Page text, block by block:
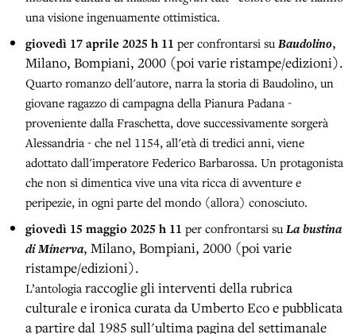
una visione ingenuamente ottimistica.
giovedì 17 aprile 2025 h 11 per confrontarsi su Baudolino,
Milano, Bompiani, 2000 (poi varie ristampe/edizioni).
Quarto romanzo dell'autore, narra la storia di Baudolino, un
giovane ragazzo di campagna della Pianura Padana -
proveniente dalla Fraschetta, dove successivamente sorgerà
Alessandria - che nel 1154, all'età di tredici anni, viene
adottato dall'imperatore Federico Barbarossa. Un protagonista
che non si dimentica vive una vita ricca di avventure e
peripezie, in ogni parte del mondo (allora) conosciuto.
giovedì 15 maggio 2025 h 11 per confrontarsi su La bustina
di Minerva, Milano, Bompiani, 2000 (poi varie
ristampe/edizioni).
L’antologia raccoglie gli interventi della rubrica
culturale e ironica curata da Umberto Eco e pubblicata
a partire dal 1985 sull'ultima pagina del settimanale